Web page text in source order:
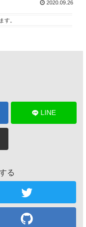
2020.09.26
す。
LINE
る